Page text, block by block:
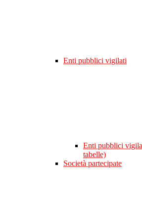
Enti pubblici vigilati
Enti pubblici
tabelle)
Società partecipate